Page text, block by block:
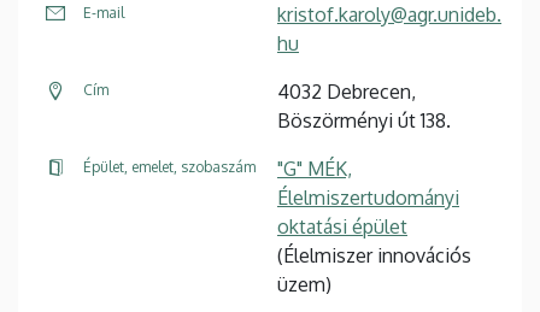
E-mail
kristof.karoly@agr.unideb.
hu
Cím
4032 Debrecen,
Böszörményi út 138.
Épület, emelet, szobaszám
"G" MÉK,
Élelmiszertudományi
oktatási épület
(Élelmiszer innovációs
üzem)